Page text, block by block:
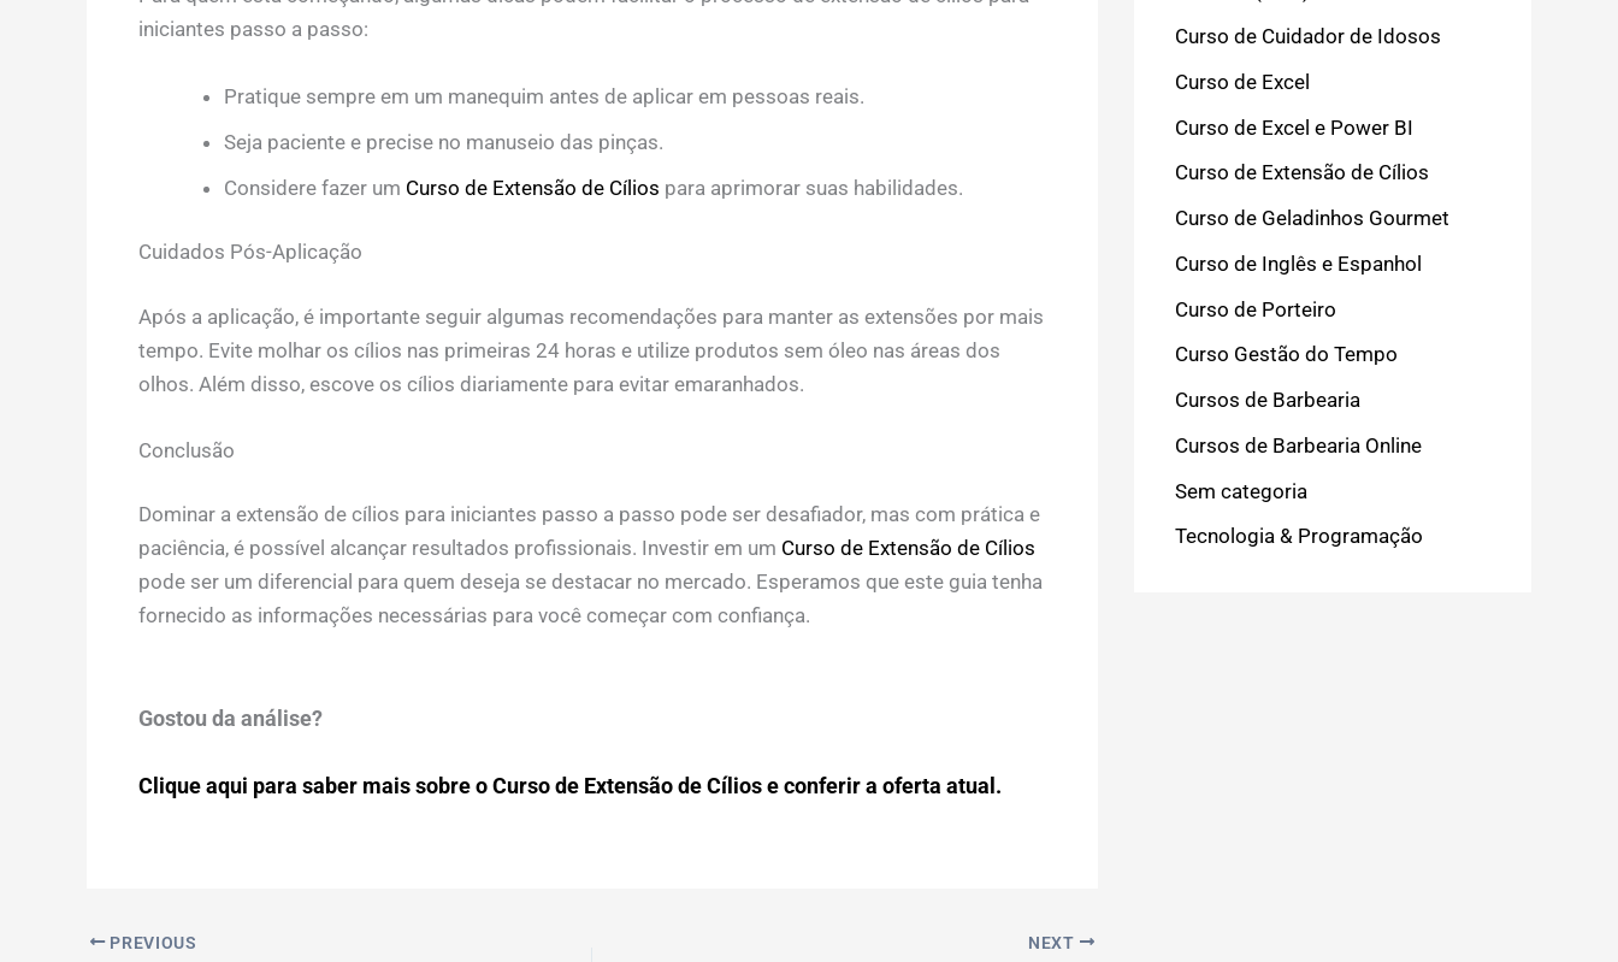
iniciantes passo a passo:
Pratique sempre em um manequim antes de aplicar em pessoas reais.
Seja paciente e precise no manuseio das pinças.
Considere fazer um Curso de Extensão de Cílios para aprimorar suas habilidades.
Cuidados Pós-Aplicação
Após a aplicação, é importante seguir algumas recomendações para manter as extensões por mais
tempo. Evite molhar os cílios nas primeiras 24 horas e utilize produtos sem óleo nas áreas dos
olhos. Além disso, escove os cílios diariamente para evitar emaranhados.
Conclusão
Dominar a extensão de cílios para iniciantes passo a passo pode ser desafiador, mas com prática e
paciência, é possível alcançar resultados profissionais. Investir em um Curso de Extensão de Cílios
pode ser um diferencial para quem deseja se destacar no mercado. Esperamos que este guia tenha
fornecido as informações necessárias para você começar com confiança.
Gostou da análise?
Clique aqui para saber mais sobre o Curso de Extensão de Cílios e conferir a oferta atual.
PREVIOUS NEXT
Curso de Cuidador de Idosos
Curso de Excel
Curso de Excel e Power BI
Curso de Extensão de Cílios
Curso de Geladinhos Gourmet
Curso de Inglês e Espanhol
Curso de Porteiro
Curso Gestão do Tempo
Cursos de Barbearia
Cursos de Barbearia Online
Sem categoria
Tecnologia & Programação